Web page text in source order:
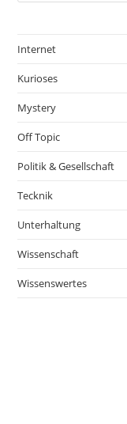
Internet
Kurioses
Mystery
Off Topic
Politik & Gesellschaft
Tecknik
Unterhaltung
Wissenschaft
Wissenswertes